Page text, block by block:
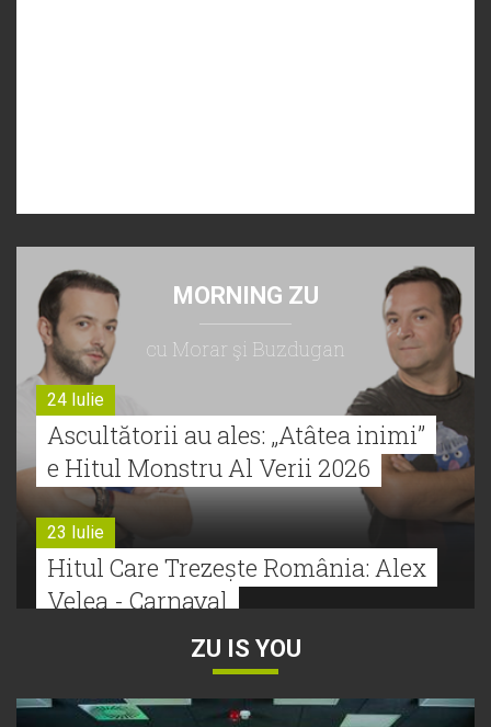
MORNING ZU
cu Morar şi Buzdugan
24 Iulie
Ascultătorii au ales: „Atâtea inimi”
e Hitul Monstru Al Verii 2026
23 Iulie
Hitul Care Trezește România: Alex
Velea - Carnaval
Bătălie strânsă la Hitul Monstru Al
ZU IS YOU